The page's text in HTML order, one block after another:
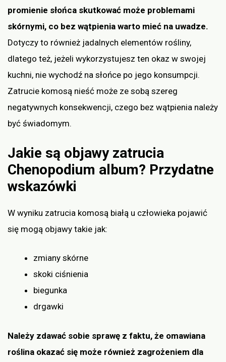
promienie słońca skutkować może problemami
skórnymi, co bez wątpienia warto mieć na uwadze.
Dotyczy to również jadalnych elementów rośliny,
dlatego też, jeżeli wykorzystujesz ten okaz w swojej
kuchni, nie wychodź na słońce po jego konsumpcji.
Zatrucie komosą nieść może ze sobą szereg
negatywnych konsekwencji, czego bez wątpienia należy
być świadomym.
Jakie są objawy zatrucia
Chenopodium album? Przydatne
wskazówki
W wyniku zatrucia komosą białą u człowieka pojawić
się mogą objawy takie jak:
zmiany skórne
skoki ciśnienia
biegunka
drgawki
Należy zdawać sobie sprawę z faktu, że omawiana
roślina okazać się może również zagrożeniem dla